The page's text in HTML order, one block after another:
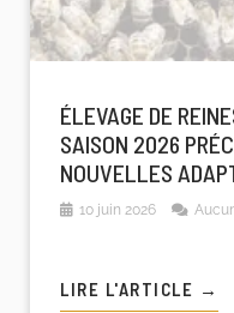
ÉLEVAGE DE
SAISON 2026
NOUVELLES
10 juin 2026
LIRE L'ARTICLE →